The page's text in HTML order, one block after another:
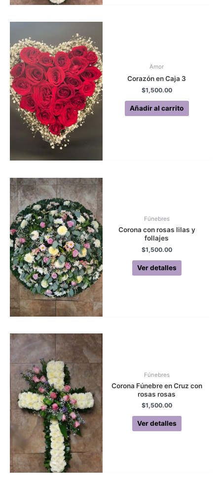
Amor
Corazón en Caja 3
$1,500.00
Añadir al carrito
Fúnebres
Corona con rosas lilas y
follajes
$1,500.00
Ver detalles
Fúnebres
Corona Fúnebre en Cruz con
rosas rosas
$1,500.00
Ver detalles